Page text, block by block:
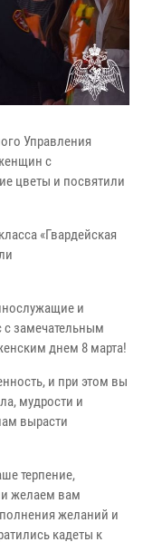
Управления
с
цветы и посвятили
«Гвардейская
и
с замечательным
днем 8 марта!
и при этом вы
мудрости и
вырасти
терпение,
желаем вам
желаний и
кадеты к